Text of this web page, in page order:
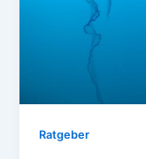
Ratgeber